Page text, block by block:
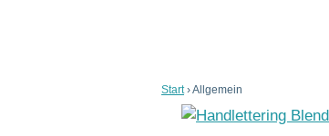
Start›Allgemein